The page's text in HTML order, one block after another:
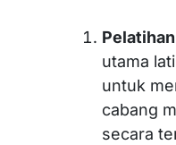
utama
untuk
cabang
secara